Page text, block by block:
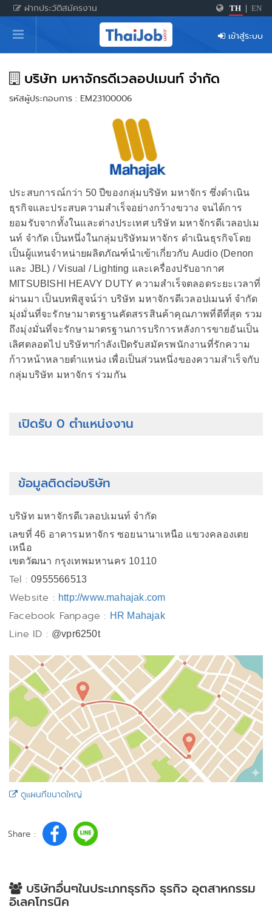
ฝากประวัติสมัครงาน TH EN
หน้าหลัก
ผู้สมัครงาน: เข้าสู่ระบบ
ฝากประวัติสมัครงาน
เกร็ดความรู้
เข้าสู่ระบบ
บริษัท มหาจักรดีเวลอปเมนท์ จำกัด
รหัสผู้ประกอบการ : EM23100006
ประสบการณ์กว่า 50 ปีของกลุ่มบริษัท มหาจักร ซึ่งดำเนิน
ธุรกิจและประสบความสำเร็จอย่างกว้างขวาง จนได้การ
ยอมรับจากทั้งในและต่างประเทศ บริษัท มหาจักรดีเวลอปเม
นท์ จำกัด เป็นหนึ่งในกลุ่มบริษัทมหาจักร ดำเนินธุรกิจโดย
เป็นผู้แทนจำหน่ายผลิตภัณฑ์นำเข้าเกี่ยวกับ Audio (Denon
และ JBL) / Visual / Lighting และเครื่องปรับอากาศ
MITSUBISHI HEAVY DUTY ความสำเร็จตลอดระยะเวลาที่
ผ่านมา เป็นบทพิสูจน์ว่า บริษัท มหาจักรดีเวลอปเมนท์ จำกัด
มุ่งมั่นที่จะรักษามาตรฐานคัดสรรสินค้าคุณภาพที่ดีที่สุด รวม
ถึงมุ่งมั่นที่จะรักษามาตรฐานการบริการหลังการขายอันเป็น
เลิศตลอดไป บริษัทฯกำลังเปิดรับสมัครพนักงานที่รักความ
ก้าวหน้าหลายตำแหน่ง เพื่อเป็นส่วนหนึ่งของความสำเร็จกับ
กลุ่มบริษัท มหาจักร ร่วมกัน
เปิดรับ 0 ตำแหน่งงาน
ข้อมูลติดต่อบริษัท
บริษัท มหาจักรดีเวลอปเมนท์ จำกัด
เลขที่ 46 อาคารมหาจักร ซอยนานาเหนือ แขวงคลองเตย
เหนือ
เขตวัฒนา กรุงเทพมหานคร 10110
Tel :0955566513
Website : http://www.mahajak.com
Facebook Fanpage : HR Mahajak
Line ID : @vpr6250t
ดูแผนที่ขนาดใหญ่
Share :
บริษัทอื่นๆในประเภทธุรกิจ ธุรกิจ อุตสาหกรรม
อิเลคโทรนิค